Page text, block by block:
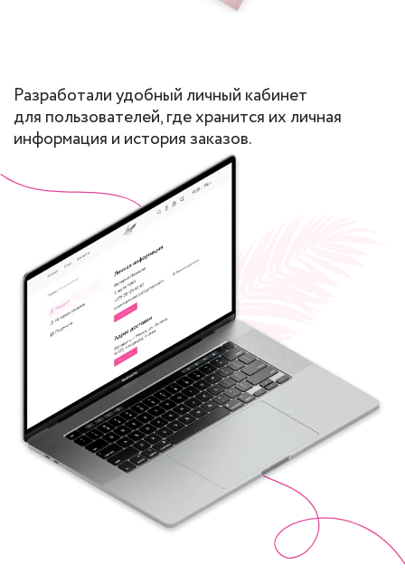
Разработали удобный личный кабинет
для пользователей, где хранится их личная
информация и история заказов.